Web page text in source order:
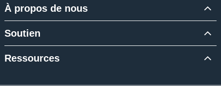
À propos de nous
Soutien
Ressources